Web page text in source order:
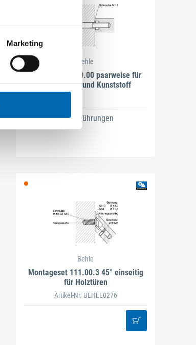
Marketing
Behle
Montageset 250.00 paarweise für
Holz, Metall und Kunststoff
10 Ausführungen
Behle
Montageset 111.00.3 45° einseitig
für Holztüren
Artikel-Nr. BEHLE0276